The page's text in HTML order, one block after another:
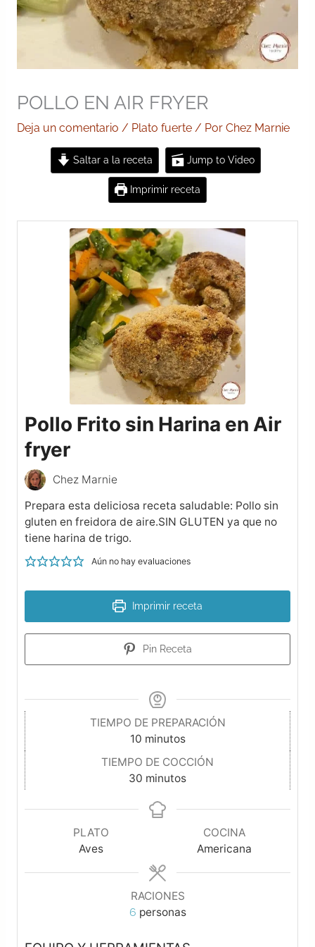
POLLO EN AIR FRYER
Deja un comentario / Plato fuerte/ Por Chez Marnie
Saltar a la receta Jump to Video
Imprimir receta
Pollo Frito sin Harina en Air
fryer
Chez Marnie
Prepara esta deliciosa receta saludable: Pollo sin
gluten en freidora de aire.SIN GLUTEN ya que no
tiene harina de trigo.
Aún no hay evaluaciones
Imprimir receta
Pin Receta
TIEMPO DE PREPARACIÓN
10 minutos
TIEMPO DE COCCIÓN
30 minutos
PLATO
Aves
COCINA
Americana
RACIONES
6 personas